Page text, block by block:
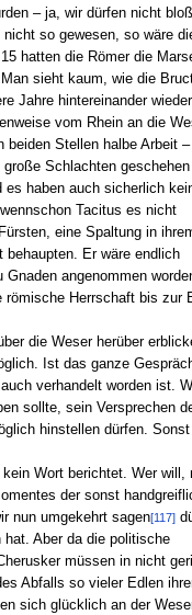
– ja, wir dürfen nicht bloß,
so gewesen, so wäre
hatten die Römer die
sieht kaum, wie die
Jahre hintereinander
vom Rhein an die
beiden Stellen halbe Arbeit –
Schlachten geschehen
es haben auch sicherlich
Tacitus es nicht
eine Spaltung in
Er wäre endlich
angenommen
römische Herrschaft bis zur
die Weser herüber
Ist das ganze
verhandelt worden ist.
sollte, sein Versprechen
hinstellen dürfen. Sonst
Wort berichtet. Wer will,
der sonst
nun umgekehrt sagen[117]
Aber da die politische
müssen in nicht
Abfalls so vieler Edlen
sich glücklich an der